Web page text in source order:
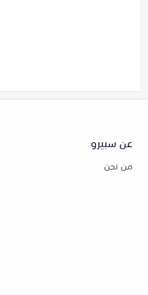
عن سبيرو
من نحن